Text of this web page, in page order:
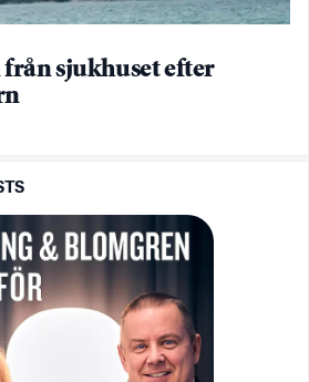
sjukhuset efter